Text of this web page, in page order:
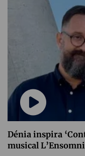
Dénia inspira
musical L’Ensomni